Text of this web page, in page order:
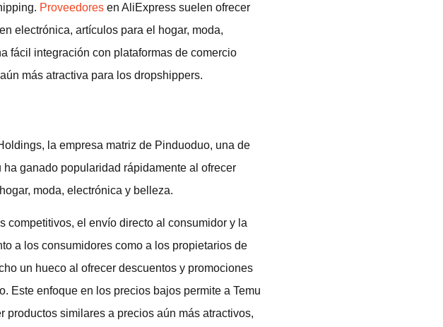
Proveedores en AliExpress suelen ofrecer
electrónica, artículos para el hogar, moda,
fácil integración con plataformas de comercio
más atractiva para los dropshippers.
la empresa matriz de Pinduoduo, una de
ha ganado popularidad rápidamente al ofrecer
moda, electrónica y belleza.
competitivos, el envío directo al consumidor y la
a los consumidores como a los propietarios de
un hueco al ofrecer descuentos y promociones
Este enfoque en los precios bajos permite a Temu
similares a precios aún más atractivos,